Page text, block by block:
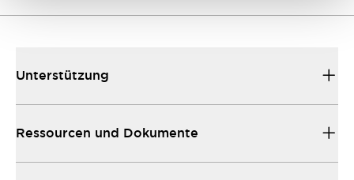
Unterstützung
Ressourcen und Dokumente